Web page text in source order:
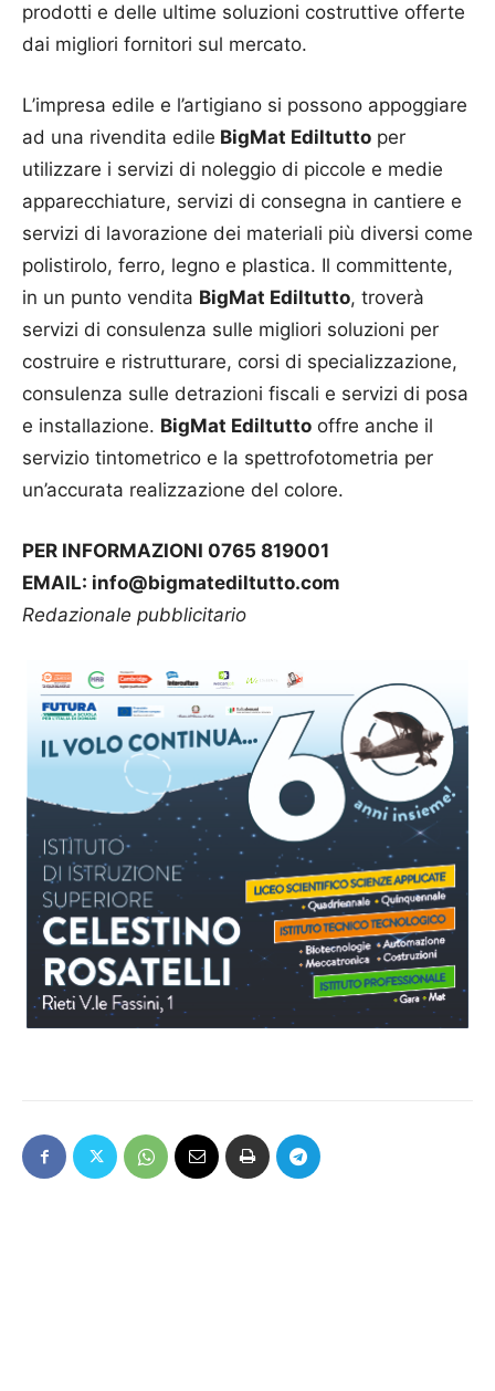
prodotti e delle ultime soluzioni costruttive offerte
dai migliori fornitori sul mercato.
L’impresa edile e l’artigiano si possono appoggiare
ad una rivendita edile BigMat Ediltutto per
utilizzare i servizi di noleggio di piccole e medie
apparecchiature, servizi di consegna in cantiere e
servizi di lavorazione dei materiali più diversi come
polistirolo, ferro, legno e plastica. Il committente,
in un punto vendita BigMat Ediltutto, troverà
servizi di consulenza sulle migliori soluzioni per
costruire e ristrutturare, corsi di specializzazione,
consulenza sulle detrazioni fiscali e servizi di posa
e installazione. BigMat Ediltutto offre anche il
servizio tintometrico e la spettrofotometria per
un’accurata realizzazione del colore.
PER INFORMAZIONI 0765 819001
EMAIL: info@bigmatediltutto.com
Redazionale pubblicitario